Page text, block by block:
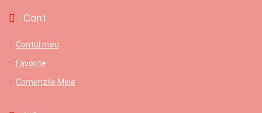
Cont
Contul meu
Favorite
Comenzile Mele